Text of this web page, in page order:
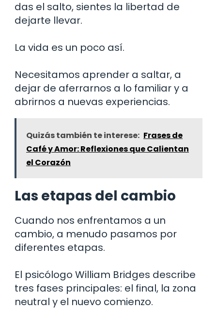
das el salto, sientes la libertad de
dejarte llevar.
La vida es un poco así.
Necesitamos aprender a saltar, a
dejar de aferrarnos a lo familiar y a
abrirnos a nuevas experiencias.
Quizás también te interese: Frases de
Café y Amor: Reflexiones que Calientan
el Corazón
Las etapas del cambio
Cuando nos enfrentamos a un
cambio, a menudo pasamos por
diferentes etapas.
El psicólogo William Bridges describe
tres fases principales: el final, la zona
neutral y el nuevo comienzo.